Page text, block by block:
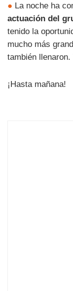
● La noche ha
actuación del
tenido la
mucho más
también
¡Hasta mañana!